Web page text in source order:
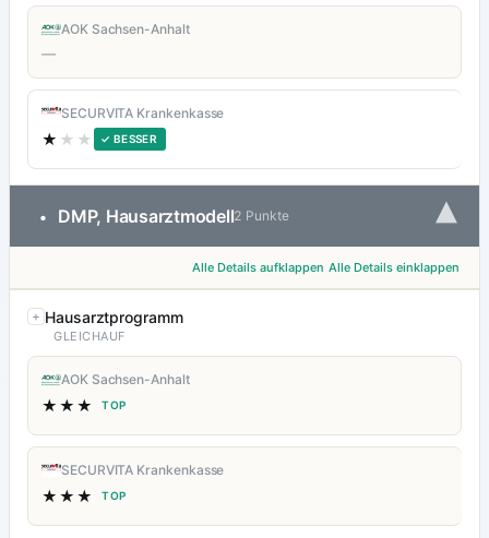
AOK Sachsen-Anhalt
—
SECURVITA Krankenkasse
★ ★★ ✓ BESSER
• DMP, Hausarztmodell2 Punkte ▾
Alle Details aufklappen Alle Details einklappen
Hausarztprogramm
GLEICHAUF
AOK Sachsen-Anhalt
★★★ TOP
SECURVITA Krankenkasse
★★★ TOP